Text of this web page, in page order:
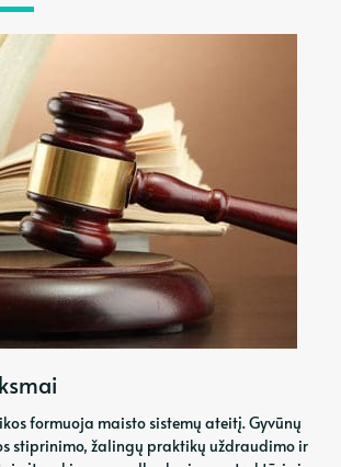
formuoja maisto sistemų ateitį. Gyvūnų
stiprinimo, žalingų praktikų uždraudimo ir